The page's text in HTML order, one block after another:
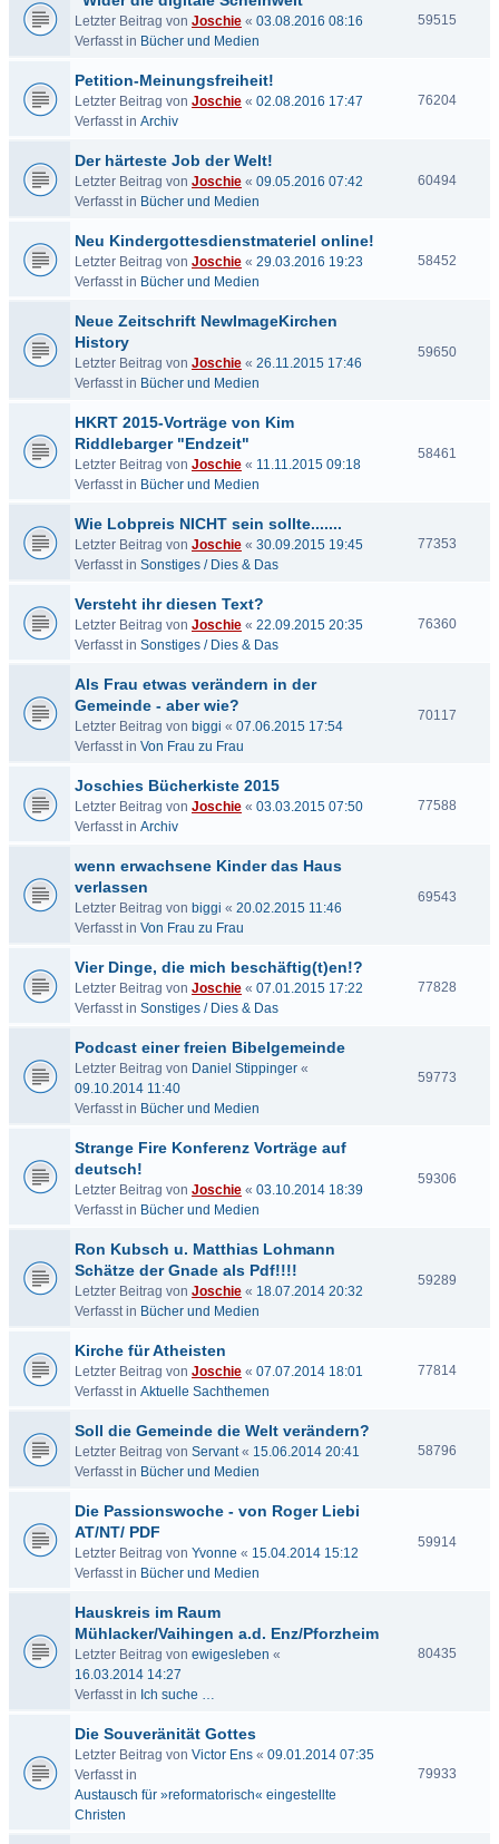
Letzter Beitrag von Joschie « 03.08.2016 08:16
Verfasst in Bücher und Medien
59515
Petition-Meinungsfreiheit!
Letzter Beitrag von Joschie « 02.08.2016 17:47
Verfasst in Archiv
76204
Der härteste Job der Welt!
Letzter Beitrag von Joschie « 09.05.2016 07:42
Verfasst in Bücher und Medien
60494
Neu Kindergottesdienstmateriel online!
Letzter Beitrag von Joschie « 29.03.2016 19:23
Verfasst in Bücher und Medien
58452
Neue Zeitschrift NewImageKirchen
History
Letzter Beitrag von Joschie « 26.11.2015 17:46
Verfasst in Bücher und Medien
59650
HKRT 2015-Vorträge von Kim
Riddlebarger "Endzeit"
Letzter Beitrag von Joschie « 11.11.2015 09:18
Verfasst in Bücher und Medien
58461
Wie Lobpreis NICHT sein sollte.......
Letzter Beitrag von Joschie « 30.09.2015 19:45
Verfasst in Sonstiges / Dies & Das
77353
Versteht ihr diesen Text?
Letzter Beitrag von Joschie « 22.09.2015 20:35
Verfasst in Sonstiges / Dies & Das
76360
Als Frau etwas verändern in der
Gemeinde - aber wie?
Letzter Beitrag von biggi « 07.06.2015 17:54
Verfasst in Von Frau zu Frau
70117
Joschies Bücherkiste 2015
Letzter Beitrag von Joschie « 03.03.2015 07:50
Verfasst in Archiv
77588
wenn erwachsene Kinder das Haus
verlassen
Letzter Beitrag von biggi « 20.02.2015 11:46
Verfasst in Von Frau zu Frau
69543
Vier Dinge, die mich beschäftig(t)en!?
Letzter Beitrag von Joschie « 07.01.2015 17:22
Verfasst in Sonstiges / Dies & Das
77828
Podcast einer freien Bibelgemeinde
Letzter Beitrag von Daniel Stippinger «
09.10.2014 11:40
Verfasst in Bücher und Medien
59773
Strange Fire Konferenz Vorträge auf
deutsch!
Letzter Beitrag von Joschie « 03.10.2014 18:39
Verfasst in Bücher und Medien
59306
Ron Kubsch u. Matthias Lohmann
Schätze der Gnade als Pdf!!!!
Letzter Beitrag von Joschie « 18.07.2014 20:32
Verfasst in Bücher und Medien
59289
Kirche für Atheisten
Letzter Beitrag von Joschie « 07.07.2014 18:01
Verfasst in Aktuelle Sachthemen
77814
Soll die Gemeinde die Welt verändern?
Letzter Beitrag von Servant« 15.06.2014 20:41
Verfasst in Bücher und Medien
58796
Die Passionswoche - von Roger Liebi
AT/NT/ PDF
Letzter Beitrag von Yvonne « 15.04.2014 15:12
Verfasst in Bücher und Medien
59914
Hauskreis im Raum
Mühlacker/Vaihingen a.d. Enz/Pforzheim
Letzter Beitrag von ewigesleben «
16.03.2014 14:27
Verfasst in Ich suche …
80435
Die Souveränität Gottes
Letzter Beitrag von Victor Ens « 09.01.2014 07:35
Verfasst in
Austausch für »reformatorisch« eingestellte
Christen
79933